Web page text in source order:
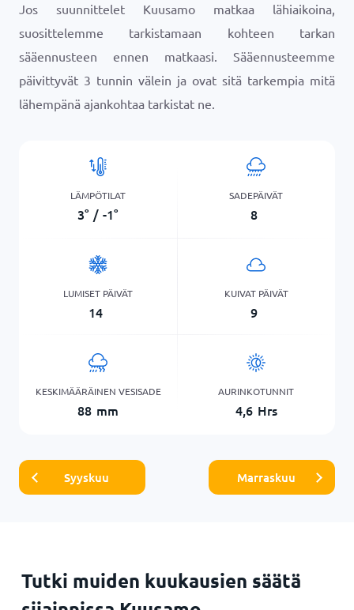
Jos suunnittelet Kuusamo matkaa lähiaikoina,
suosittelemme tarkistamaan kohteen tarkan
sääennusteen ennen matkaasi. Sääennusteemme
päivittyvät 3 tunnin välein ja ovat sitä tarkempia mitä
lähempänä ajankohtaa tarkistat ne.
LÄMPÖTILAT
3° / -1°
SADEPÄIVÄT
8
LUMISET PÄIVÄT
14
KUIVAT PÄIVÄT
9
KESKIMÄÄRÄINEN VESISADE
88 mm
AURINKOTUNNIT
4,6 Hrs
Syyskuu Marraskuu
Tutki muiden kuukausien säätä